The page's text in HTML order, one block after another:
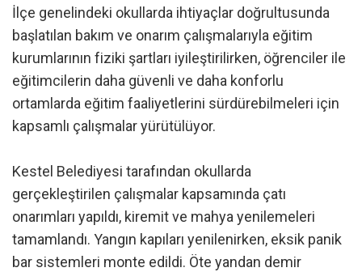
İlçe genelindeki okullarda ihtiyaçlar doğrultusunda
başlatılan bakım ve onarım çalışmalarıyla eğitim
kurumlarının fiziki şartları iyileştirilirken, öğrenciler ile
eğitimcilerin daha güvenli ve daha konforlu
ortamlarda eğitim faaliyetlerini sürdürebilmeleri için
kapsamlı çalışmalar yürütülüyor.
Kestel Belediyesi tarafından okullarda
gerçekleştirilen çalışmalar kapsamında çatı
onarımları yapıldı, kiremit ve mahya yenilemeleri
tamamlandı. Yangın kapıları yenilenirken, eksik panik
bar sistemleri monte edildi. Öte yandan demir